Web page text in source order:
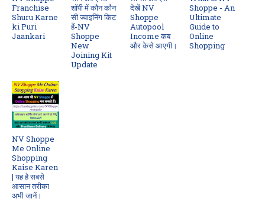
Franchise
Shuru Karne
ki Puri
Jaankari
शॉपी में कौन कौन
सी ज्वाइनिंग किट
हैं-NV
Shoppe
New
Joining Kit
Update
देखें NV
Shoppe
Autopool
Income कब
और केसे आएगी।
Shoppe - An
Ultimate
Guide to
Online
Shopping
NV Shoppe
Me Online
Shopping
Kaise Karen
| यह है सबसे
आसान तरीका
अभी जानें।